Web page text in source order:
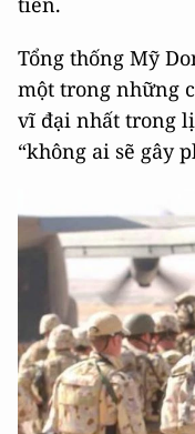
Tổng thống Mỹ
một trong những
vĩ đại nhất trong
“không ai sẽ gây